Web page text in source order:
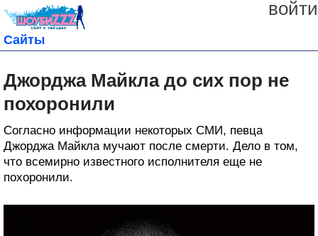
войти
Сайты
Джорджа Майкла до сих пор не
похоронили
Согласно информации некоторых СМИ, певца
Джорджа Майкла мучают после смерти. Дело в том,
что всемирно известного исполнителя еще не
похоронили.